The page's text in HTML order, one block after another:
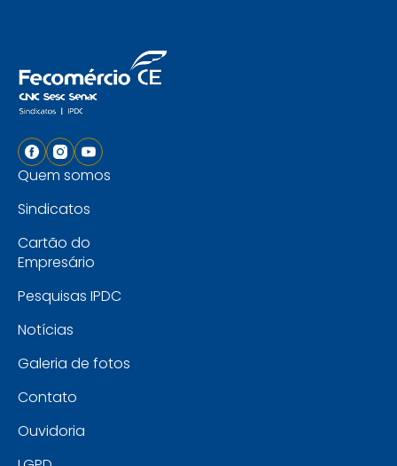
Quem somos
Sindicatos
Cartão do
Empresário
Pesquisas IPDC
Notícias
Galeria de fotos
Contato
Ouvidoria